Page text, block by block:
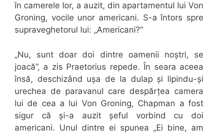
în camerele lor, a auzit, din apartamentul lui Von
Groning, vocile unor americani. S-a întors spre
supraveghetorul lui: „Americani?”
„Nu, sunt doar doi dintre oamenii noștri, se
joacă”, a zis Praetorius repede. În seara aceea
însă, deschizând ușa de la dulap și lipindu-și
urechea de paravanul care despărțea camera
lui de cea a lui Von Groning, Chapman a fost
sigur că și-a auzit șeful vorbind cu doi
americani. Unul dintre ei spunea „Ei bine, am